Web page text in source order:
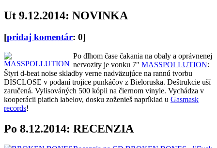
Ut 9.12.2014: NOVINKA
[pridaj komentár: 0]
Po dlhom čase čakania na obaly a oprávnenej
nervozity je vonku 7" MASSPOLLUTION:
Štyri d-beat noise skladby verne nadväzujúce na rannú tvorbu
DISCLOSE v podaní trojice punkáčov z Bieloruska. Deštrukcie uší
zaručená. Vylisováných 500 kópii na čiernom vinyle. Vychádza v
kooperácii piatich labelov, dosku zoženieš napríklad u Gasmask
records!
Po 8.12.2014: RECENZIA